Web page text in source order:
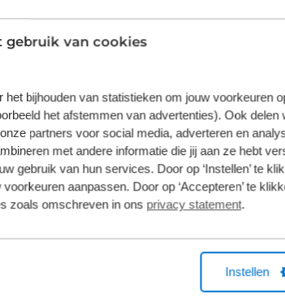
gebruik van cookies
het bijhouden van statistieken om jouw voorkeuren
het afstemmen van advertenties). Ook delen
partners voor social media, adverteren en
met andere informatie die jij aan ze hebt
gebruik van hun services. Door op ‘Instellen’ te
aanpassen. Door op ‘Accepteren’ te
zoals omschreven in ons privacy statement.
Instellen
een laag gewicht en uitstekende
uitvoering, waar al verlichting,
de verschillen tussen de C:62 modellen,
heeft als een niet-FE. Bij gewichten
Nulane bezit je een stadsfiets die
Hoe je het ook noemt, de Nulane is
er daarnaast als herenmodel met